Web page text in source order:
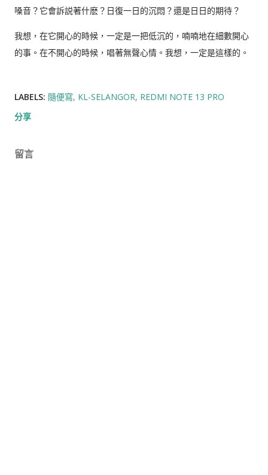
嗓音？它會訴説著什麽？日復一日的沉悶？還是日日的期待？
我想，在它開心的時候，一定是一把低沉的，喃喃地在細數開心
的事。在不開心的時候，唱著無聲心情。我想，一定是這樣的。
LABELS: 隨便寫 KL-SELANGOR REDMI NOTE 13 PRO
分享
留言